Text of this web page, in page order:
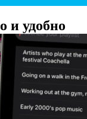
и удобно